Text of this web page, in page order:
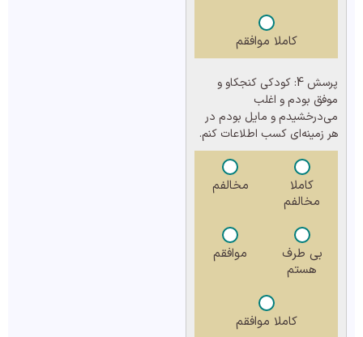
کاملا موافقم
پرسش 4:
کودکی کنجکاو و
موفق بودم و اغلب
می‌درخشیدم و مایل بودم در
هر زمینه‌ای کسب اطلاعات کنم.
کاملا
مخالفم
مخالفم
بی طرف
هستم
موافقم
کاملا موافقم